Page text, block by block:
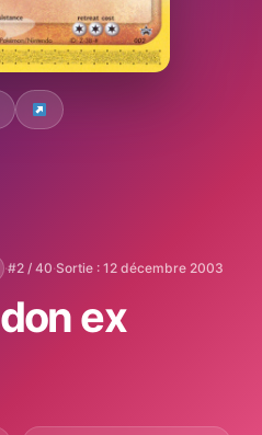
·#2 / 40·Sortie : 12 décembre 2003
ex